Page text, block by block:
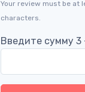
Your review must be at
characters.
Введите сумму 3